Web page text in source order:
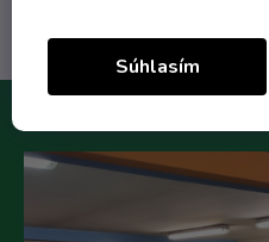
Súhlasím